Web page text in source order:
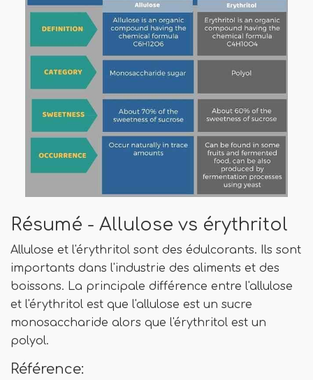
Résumé - Allulose vs érythritol
Allulose et l'érythritol sont des édulcorants. Ils sont
importants dans l'industrie des aliments et des
boissons. La principale différence entre l'allulose
et l'érythritol est que l'allulose est un sucre
monosaccharide alors que l'érythritol est un
polyol.
Référence: